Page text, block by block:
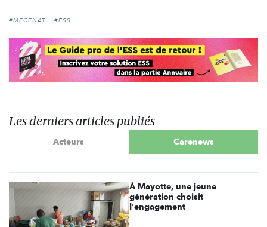
#MÉCÉNAT #ESS
Les derniers articles publiés
Acteurs Carenews
À Mayotte, une jeune
génération choisit
l'engagement